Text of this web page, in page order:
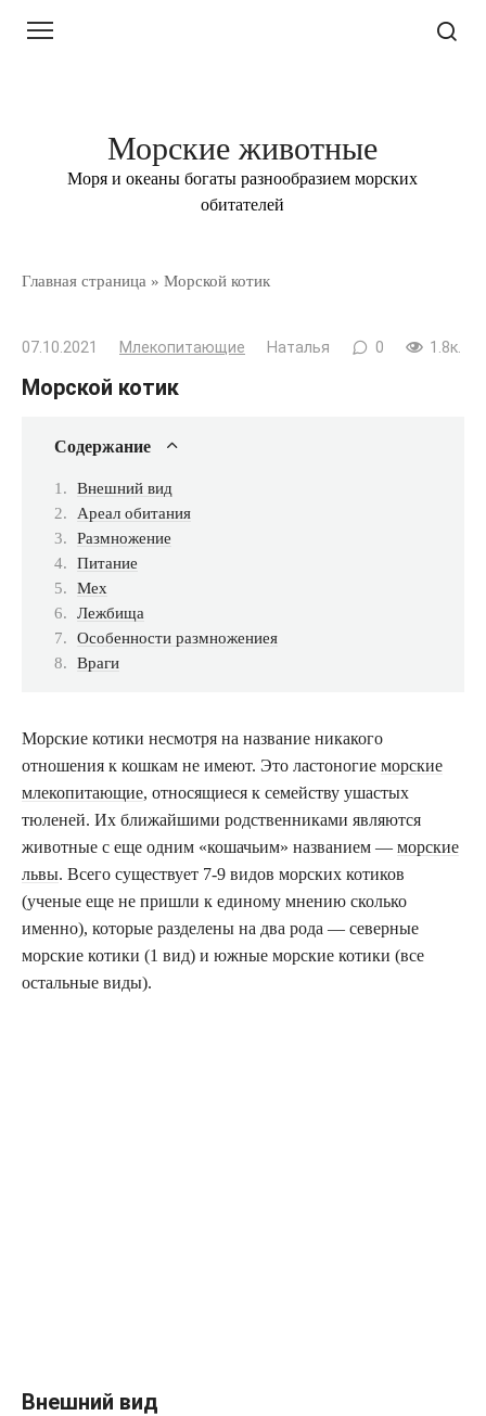
Морские животные
Моря и океаны богаты разнообразием морских
обитателей
Главная страница » Морской котик
07.10.2021 Млекопитающие Наталья 0 1.8к.
Морской котик
Содержание
Внешний вид
Ареал обитания
Размножение
Питание
Мех
Лежбища
Особенности размножениея
Враги
Морские котики несмотря на название никакого
отношения к кошкам не имеют. Это ластоногие морские
млекопитающие, относящиеся к семейству ушастых
тюленей. Их ближайшими родственниками являются
животные с еще одним «кошачьим» названием — морские
львы. Всего существует 7-9 видов морских котиков
(ученые еще не пришли к единому мнению сколько
именно), которые разделены на два рода — северные
морские котики (1 вид) и южные морские котики (все
остальные виды).
Внешний вид